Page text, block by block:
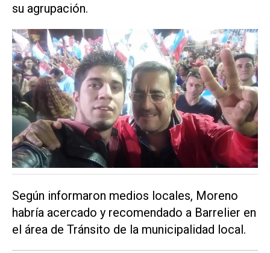
su agrupación.
Según informaron medios locales, Moreno
habría acercado y recomendado a Barrelier en
el área de Tránsito de la municipalidad local.